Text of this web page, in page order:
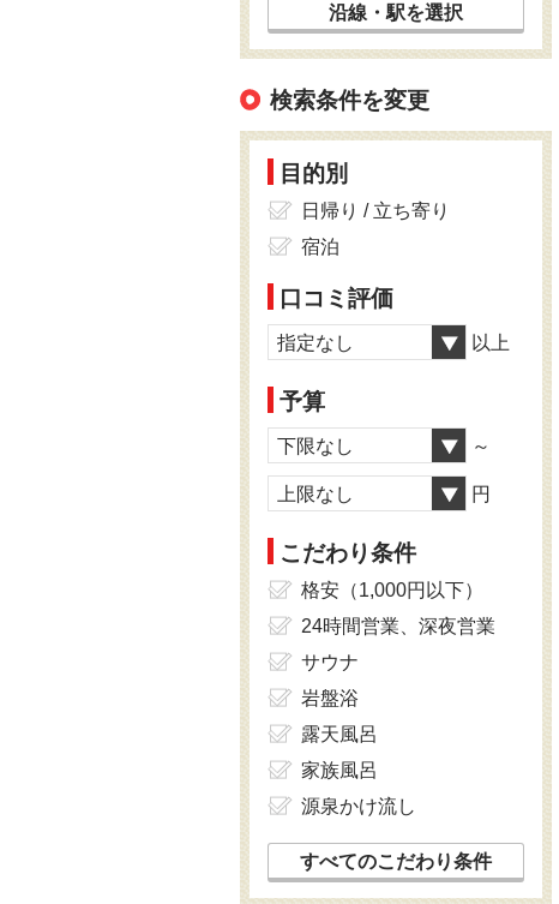
沿線・駅を選択
検索条件を変更
目的別
日帰り / 立ち寄り
宿泊
口コミ評価
指定なし 以上
予算
下限なし ～
上限なし 円
こだわり条件
格安（1,000円以下）
24時間営業、深夜営業
サウナ
岩盤浴
露天風呂
家族風呂
源泉かけ流し
すべてのこだわり条件